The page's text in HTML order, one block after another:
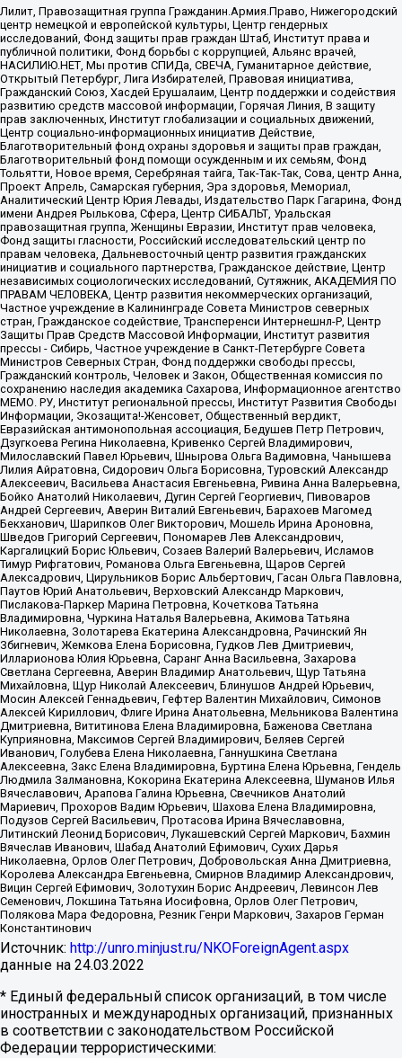
Лилит, Правозащитная группа Гражданин.Армия.Право, Нижегородский
центр немецкой и европейской культуры, Центр гендерных
исследований, Фонд защиты прав граждан Штаб, Институт права и
публичной политики, Фонд борьбы с коррупцией, Альянс врачей,
НАСИЛИЮ.НЕТ, Мы против СПИДа, СВЕЧА, Гуманитарное действие,
Открытый Петербург, Лига Избирателей, Правовая инициатива,
Гражданский Союз, Хасдей Ерушалаим, Центр поддержки и содействия
развитию средств массовой информации, Горячая Линия, В защиту
прав заключенных, Институт глобализации и социальных движений,
Центр социально-информационных инициатив Действие,
Благотворительный фонд охраны здоровья и защиты прав граждан,
Благотворительный фонд помощи осужденным и их семьям, Фонд
Тольятти, Новое время, Серебряная тайга, Так-Так-Так, Сова, центр Анна,
Проект Апрель, Самарская губерния, Эра здоровья, Мемориал,
Аналитический Центр Юрия Левады, Издательство Парк Гагарина, Фонд
имени Андрея Рылькова, Сфера, Центр СИБАЛЬТ, Уральская
правозащитная группа, Женщины Евразии, Институт прав человека,
Фонд защиты гласности, Российский исследовательский центр по
правам человека, Дальневосточный центр развития гражданских
инициатив и социального партнерства, Гражданское действие, Центр
независимых социологических исследований, Сутяжник, АКАДЕМИЯ ПО
ПРАВАМ ЧЕЛОВЕКА, Центр развития некоммерческих организаций,
Частное учреждение в Калининграде Совета Министров северных
стран, Гражданское содействие, Трансперенси Интернешнл-Р, Центр
Защиты Прав Средств Массовой Информации, Институт развития
прессы - Сибирь, Частное учреждение в Санкт-Петербурге Совета
Министров Северных Стран, Фонд поддержки свободы прессы,
Гражданский контроль, Человек и Закон, Общественная комиссия по
сохранению наследия академика Сахарова, Информационное агентство
МЕМО. РУ, Институт региональной прессы, Институт Развития Свободы
Информации, Экозащита!-Женсовет, Общественный вердикт,
Евразийская антимонопольная ассоциация, Бедушев Петр Петрович,
Дзугкоева Регина Николаевна, Кривенко Сергей Владимирович,
Милославский Павел Юрьевич, Шнырова Ольга Вадимовна, Чанышева
Лилия Айратовна, Сидорович Ольга Борисовна, Туровский Александр
Алексеевич, Васильева Анастасия Евгеньевна, Ривина Анна Валерьевна,
Бойко Анатолий Николаевич, Дугин Сергей Георгиевич, Пивоваров
Андрей Сергеевич, Аверин Виталий Евгеньевич, Барахоев Магомед
Бекханович, Шарипков Олег Викторович, Мошель Ирина Ароновна,
Шведов Григорий Сергеевич, Пономарев Лев Александрович,
Каргалицкий Борис Юльевич, Созаев Валерий Валерьевич, Исламов
Тимур Рифгатович, Романова Ольга Евгеньевна, Щаров Сергей
Алексадрович, Цирульников Борис Альбертович, Гасан Ольга Павловна,
Паутов Юрий Анатольевич, Верховский Александр Маркович,
Пислакова-Паркер Марина Петровна, Кочеткова Татьяна
Владимировна, Чуркина Наталья Валерьевна, Акимова Татьяна
Николаевна, Золотарева Екатерина Александровна, Рачинский Ян
Збигневич, Жемкова Елена Борисовна, Гудков Лев Дмитриевич,
Илларионова Юлия Юрьевна, Саранг Анна Васильевна, Захарова
Светлана Сергеевна, Аверин Владимир Анатольевич, Щур Татьяна
Михайловна, Щур Николай Алексеевич, Блинушов Андрей Юрьевич,
Мосин Алексей Геннадьевич, Гефтер Валентин Михайлович, Симонов
Алексей Кириллович, Флиге Ирина Анатольевна, Мельникова Валентина
Дмитриевна, Вититинова Елена Владимировна, Баженова Светлана
Куприяновна, Максимов Сергей Владимирович, Беляев Сергей
Иванович, Голубева Елена Николаевна, Ганнушкина Светлана
Алексеевна, Закс Елена Владимировна, Буртина Елена Юрьевна, Гендель
Людмила Залмановна, Кокорина Екатерина Алексеевна, Шуманов Илья
Вячеславович, Арапова Галина Юрьевна, Свечников Анатолий
Мариевич, Прохоров Вадим Юрьевич, Шахова Елена Владимировна,
Подузов Сергей Васильевич, Протасова Ирина Вячеславовна,
Литинский Леонид Борисович, Лукашевский Сергей Маркович, Бахмин
Вячеслав Иванович, Шабад Анатолий Ефимович, Сухих Дарья
Николаевна, Орлов Олег Петрович, Добровольская Анна Дмитриевна,
Королева Александра Евгеньевна, Смирнов Владимир Александрович,
Вицин Сергей Ефимович, Золотухин Борис Андреевич, Левинсон Лев
Семенович, Локшина Татьяна Иосифовна, Орлов Олег Петрович,
Полякова Мара Федоровна, Резник Генри Маркович, Захаров Герман
Константинович
Источник: http://unro.minjust.ru/NKOForeignAgent.aspx
данные на 24.03.2022
* Единый федеральный список организаций, в том числе
иностранных и международных организаций, признанных
в соответствии с законодательством Российской
Федерации террористическими: